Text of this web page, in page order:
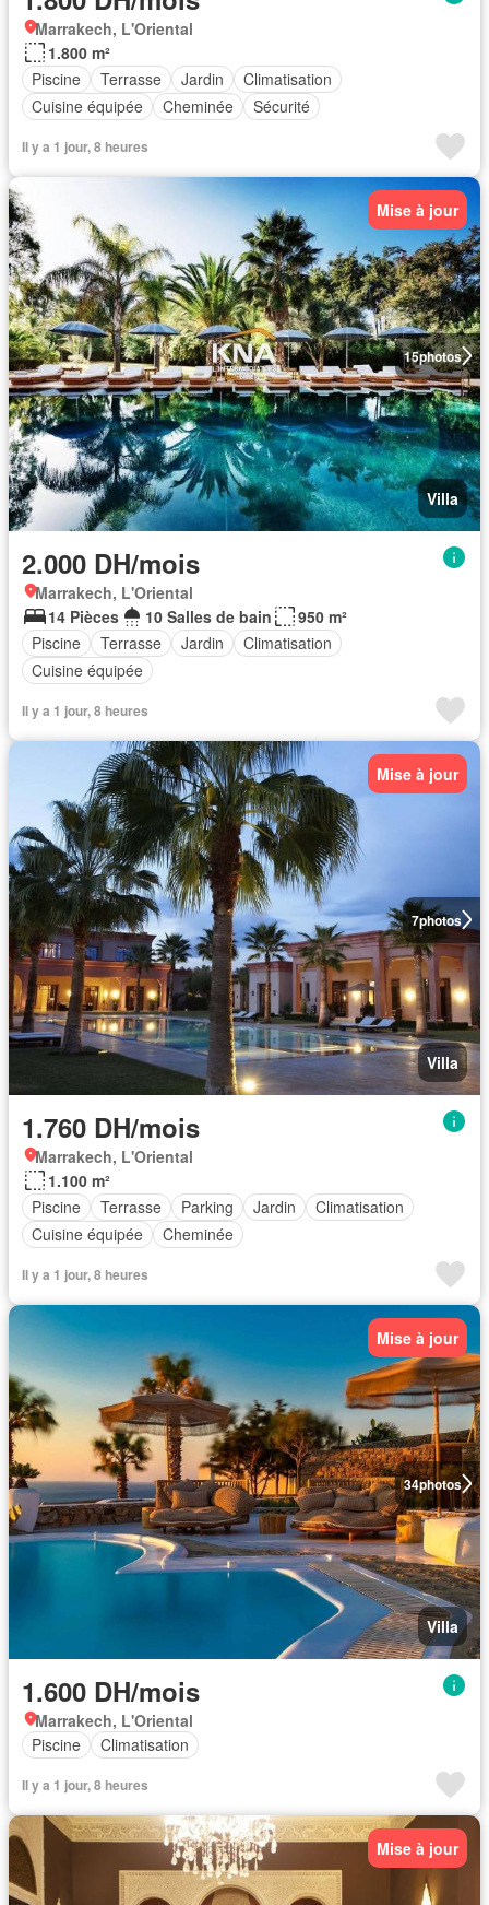
Marrakech, L'Oriental
1.800 m²
Piscine
Terrasse Jardin
Climatisation
Cuisine équipée
Cheminée Sécurité
Il y a 1 jour, 8 heures
15photos
Mise à jour
Villa
2.000 DH/mois
Marrakech, L'Oriental
14 Pièces
10 Salles de bain
950 m²
Piscine
Terrasse Jardin
Climatisation
Cuisine équipée
Il y a 1 jour, 8 heures
7photos
Mise à jour
Villa
1.760 DH/mois
Marrakech, L'Oriental
1.100 m²
Piscine
Terrasse Parking Jardin
Climatisation
Cuisine équipée
Cheminée
Il y a 1 jour, 8 heures
34photos
Mise à jour
Villa
1.600 DH/mois
Marrakech, L'Oriental
Piscine
Climatisation
Il y a 1 jour, 8 heures
Mise à jour